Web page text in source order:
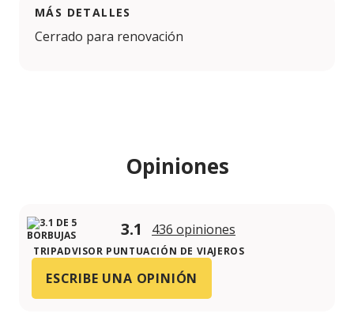
MÁS DETALLES
Cerrado para renovación
Opiniones
3.1 436 opiniones
TRIPADVISOR PUNTUACIÓN DE VIAJEROS
ESCRIBE UNA OPINIÓN